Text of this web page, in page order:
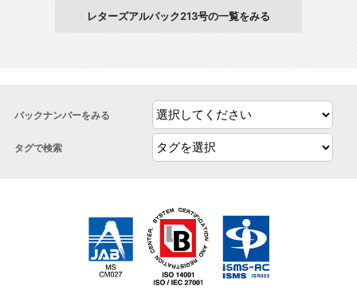
レターズアルパック213号の一覧をみる
バックナンバーをみる
タグで検索